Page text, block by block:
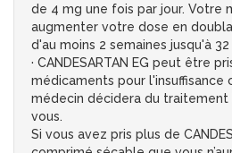
de 4 mg une fois par jour. Votre
augmenter votre dose en
d'au moins 2 semaines jusqu'à
· CANDESARTAN EG peut être
médicaments pour l'insuffisance
médecin décidera du
vous.
Si vous avez pris plus de